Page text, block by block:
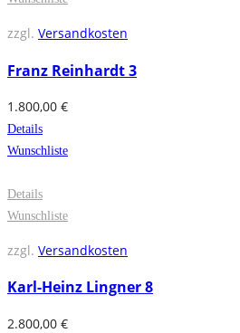
zzgl. Versandkosten
Franz Reinhardt 3
1.800,00 €
Details
Wunschliste
Details
Wunschliste
zzgl. Versandkosten
Karl-Heinz Lingner 8
2.800,00 €